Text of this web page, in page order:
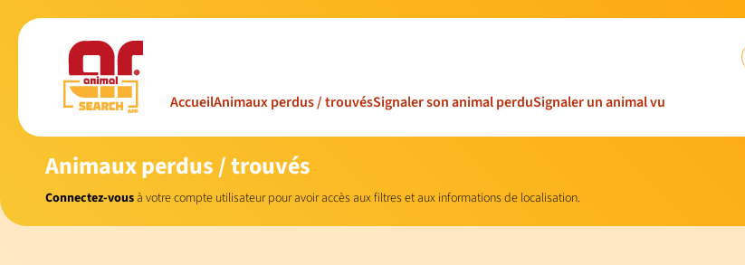
AccueilAnimaux perdus / trouvésSignaler son animal perduSignaler un animal vu
Animaux perdus / trouvés
Connectez-vousà votre compte utilisateur pour avoir accès aux filtres et aux informations de localisation.